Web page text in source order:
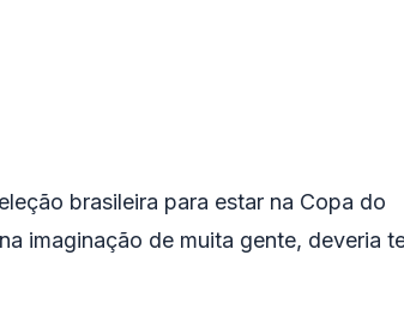
brasileira para estar na Copa do
imaginação de muita gente, deveria